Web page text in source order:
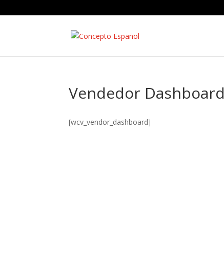
Vendedor Dashboard
[wcv_vendor_dashboard]